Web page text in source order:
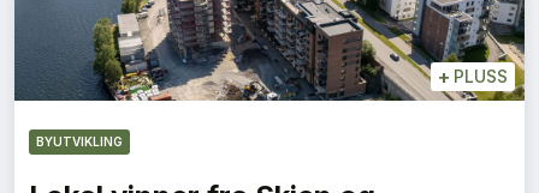
+ PLUSS
BYUTVIKLING